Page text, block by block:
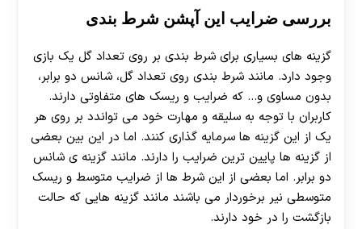
بررسی ضرایب این آپشن شرط بندی
گزینه های بسیاری برای شرط بندی بر روی تعداد گل یک بازی
وجود دارد. مانند شرط بندی روی تعداد گل، شانس دو برابر،
بدون مساوی و… که ضرایب و ریسک های متفاوتی دارند.
کاربران با توجه به سلیقه و مهارت خود می تواندد بر روی هر
یک از این گزینه ها سرمایه گذاری کنند. اما در این بین بعضی
از گزینه ها پایین ترین ضرایب را دارند. مانند گزینه ی شانس
دو برابر. اما بعضی از این شرط ها از ضرایب متوسط و ریسک
متوسطی نیر برخوردار می باشند مانند گزینه هایی که حالت
بازگشت را در خود دارند.